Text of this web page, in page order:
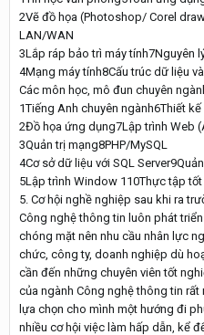
2Vẽ đồ họa (Photoshop/ Corel
LAN/WAN
3Lắp ráp bảo trì máy tính7Nguyên
4Mạng máy tính8Cấu trúc dữ liệu
Các môn học, mô đun chuyên
1Tiếng Anh chuyên ngành6Thiết kế
2Đồ họa ứng dụng7Lập trình Web
3Quản trị mạng8PHP/MySQL
4Cơ sở dữ liệu với SQL
5Lập trình Window 110Thực tập
5. Cơ hội nghề nghiệp sau khi ra
Công nghệ thông tin luôn phát
chóng mặt nên nhu cầu nhân lực
chức, công ty, doanh nghiệp dù
cần đến những chuyên viên tốt
của ngành Công nghệ thông tin
lựa chọn cho mình một hướng đi
nhiều cơ hội việc làm hấp dẫn, kể